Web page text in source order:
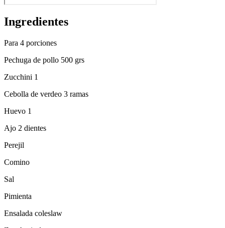
Ingredientes
Para 4 porciones
Pechuga de pollo 500 grs
Zucchini 1
Cebolla de verdeo 3 ramas
Huevo 1
Ajo 2 dientes
Perejil
Comino
Sal
Pimienta
Ensalada coleslaw